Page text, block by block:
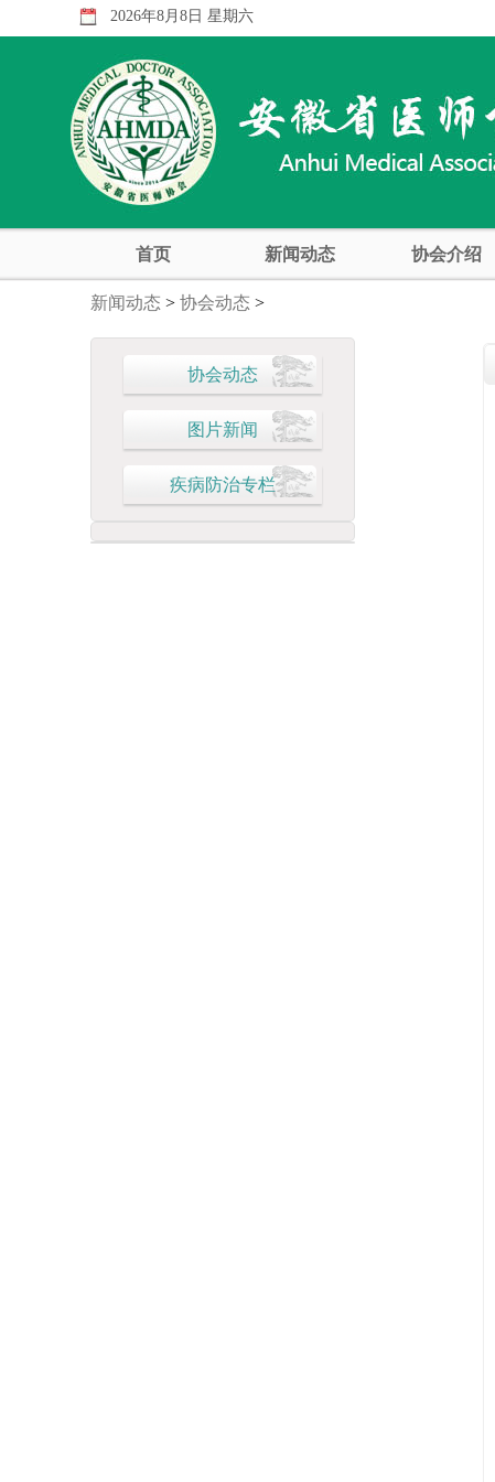
2026年8月8日 星期六
首页 新闻动态 协会介绍
新闻动态 > 协会动态 >
协会动态
图片新闻
疾病防治专栏